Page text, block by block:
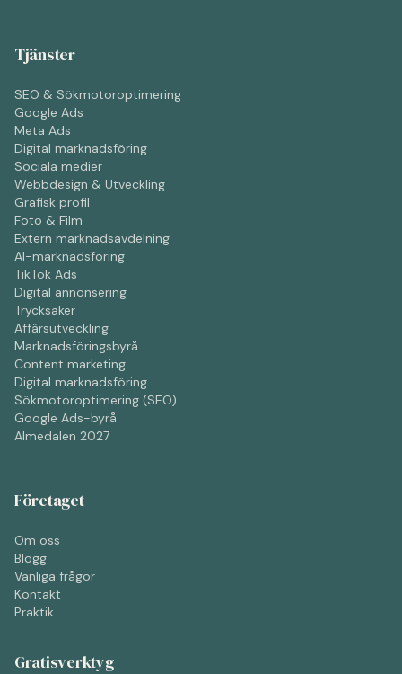
Tjänster
SEO & Sökmotoroptimering
Google Ads
Meta Ads
Digital marknadsföring
Sociala medier
Webbdesign & Utveckling
Grafisk profil
Foto & Film
Extern marknadsavdelning
AI-marknadsföring
TikTok Ads
Digital annonsering
Trycksaker
Affärsutveckling
Marknadsföringsbyrå
Content marketing
Digital marknadsföring
Sökmotoroptimering (SEO)
Google Ads-byrå
Almedalen 2027
Företaget
Om oss
Blogg
Vanliga frågor
Kontakt
Praktik
Gratisverktyg